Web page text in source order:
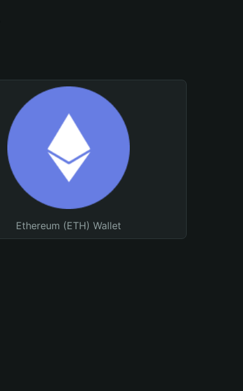
Ethereum (ETH) Wallet